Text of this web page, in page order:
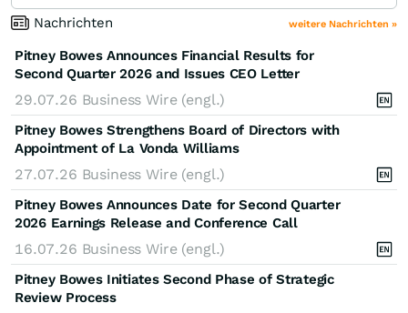
Nachrichten weitere Nachrichten »
Pitney Bowes Announces Financial Results for
Second Quarter 2026 and Issues CEO Letter
29.07.26 Business Wire (engl.)
Pitney Bowes Strengthens Board of Directors with
Appointment of La Vonda Williams
27.07.26 Business Wire (engl.)
Pitney Bowes Announces Date for Second Quarter
2026 Earnings Release and Conference Call
16.07.26 Business Wire (engl.)
Pitney Bowes Initiates Second Phase of Strategic
Review Process